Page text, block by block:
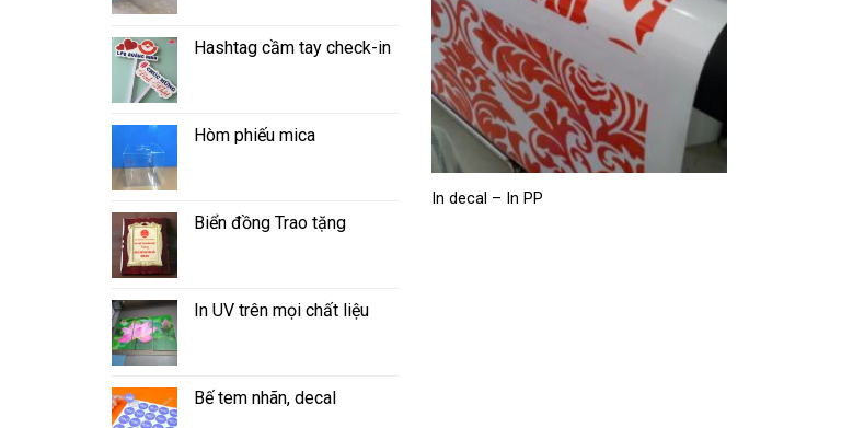
Hashtag cầm tay check-in
Hòm phiếu mica
Biển đồng Trao tặng
In UV trên mọi chất liệu
Bế tem nhãn, decal
In decal – In PP